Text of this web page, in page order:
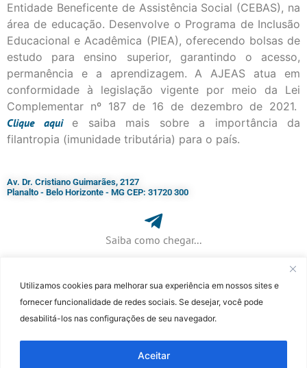
Utilizamos cookies para melhorar sua experiência em nossos sites e
fornecer funcionalidade de redes sociais. Se desejar, você pode
desabilitá-los nas configurações de seu navegador.
Aceitar
Entidade Beneficente de Assistência Social (CEBAS), na
área de educação. Desenvolve o Programa de Inclusão
Educacional e Acadêmica (PIEA), oferecendo bolsas de
estudo para ensino superior, garantindo o acesso,
permanência e a aprendizagem. A AJEAS atua em
conformidade à legislação vigente por meio da Lei
Complementar nº 187 de 16 de dezembro de 2021.
Cliqueaqui
e saiba mais sobre a importância da
filantropia (imunidade tributária) para o país.
Av. Dr. Cristiano Guimarães, 2127
Planalto - Belo Horizonte - MG CEP: 31720 300
Saiba como chegar...
+ 55 (31) 3115-7000​
Patrick de Souza